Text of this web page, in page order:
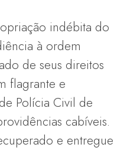
indébita do
à ordem
de seus direitos
flagrante e
Polícia Civil de
cabíveis.
e entregue